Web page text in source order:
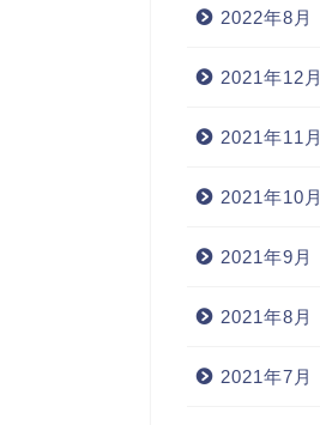
2022年8月
2021年12月
2021年11月
2021年10月
2021年9月
2021年8月
2021年7月